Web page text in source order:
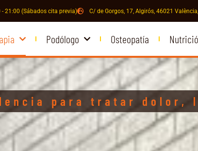
- 21:00 (Sábados cita previa) C/ de Gorgos, 17, Algirós, 46021
Podólogo Osteopatía
para tratar dolor,